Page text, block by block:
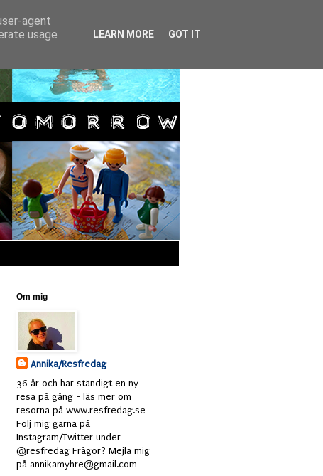
Om mig
Annika/Resfredag
36 år och har ständigt en ny
resa på gång - läs mer om
resorna på www.resfredag.se
Följ mig gärna på
Instagram/Twitter under
@resfredag Frågor? Mejla mig
på annikamyhre@gmail.com
agent
usage
LEARN MORE GOT IT